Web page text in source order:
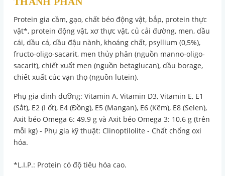
Protein gia cầm, gạo, chất béo động vật, bắp, protein thực
vật*, protein động vật, xơ thực vật, củ cải đường, men, dầu
cái, dầu cá, dầu đậu nành, khoáng chất, psyllium (0,5%),
fructo-oligo-sacarit, men thủy phân (nguồn manno-oligo-
sacarit), chiết xuất men (nguồn betaglucan), dầu borage,
chiết xuất cúc vạn thọ (nguồn lutein).
Phụ gia dinh dưỡng: Vitamin A, Vitamin D3, Vitamin E, E1
(Sắt), E2 (I ốt), E4 (Đồng), E5 (Mangan), E6 (Kẽm), E8 (Selen),
Axit béo Omega 6: 49.9 g và Axit béo Omega 3: 10.6 g (trên
mỗi kg) - Phụ gia kỹ thuật: Clinoptilolite - Chất chống oxi
hóa.
*L.I.P.: Protein có độ tiêu hóa cao.